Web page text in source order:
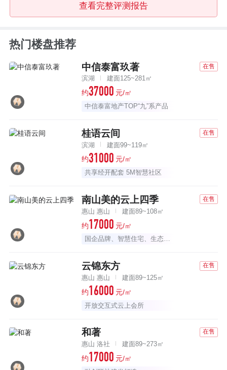
查看完整评测报告
热门楼盘推荐
中信泰富玖著 在售
滨湖 建面125~281㎡
约37000 元/㎡
中信泰富地产TOP“九”系产品
桂语云间 在售
滨湖 建面99~119㎡
约31000 元/㎡
共享经开配套 5M智慧社区
南山美的云上四季 在售
惠山 惠山 建面89~108㎡
约17000 元/㎡
国企品牌、智慧住宅、生态公园
云锦东方 在售
惠山 惠山 建面89~125㎡
约16000 元/㎡
开放交互式云上会所
和著 在售
惠山 洛社 建面89~273㎡
约17000 元/㎡